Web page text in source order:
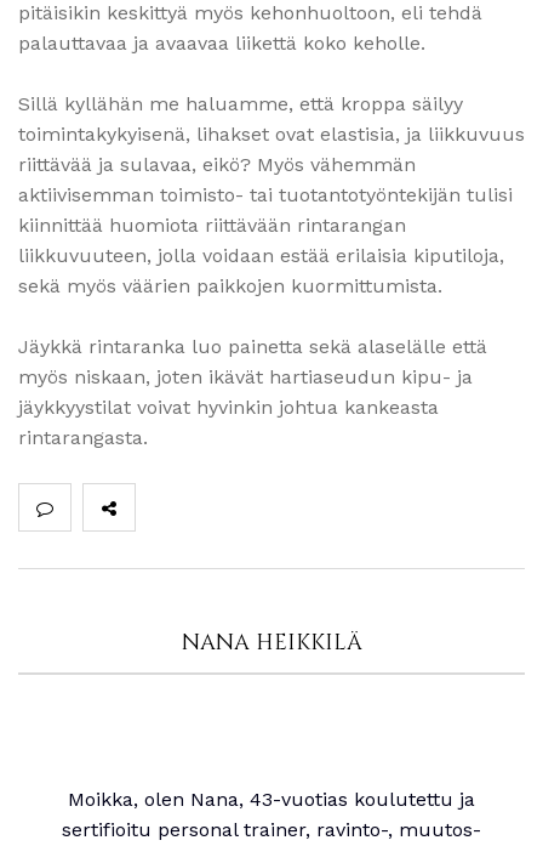
pitäisikin keskittyä myös kehonhuoltoon, eli tehdä
palauttavaa ja avaavaa liikettä koko keholle.
Sillä kyllähän me haluamme, että kroppa säilyy
toimintakykyisenä, lihakset ovat elastisia, ja liikkuvuus
riittävää ja sulavaa, eikö? Myös vähemmän
aktiivisemman toimisto- tai tuotantotyöntekijän tulisi
kiinnittää huomiota riittävään rintarangan
liikkuvuuteen, jolla voidaan estää erilaisia kiputiloja,
sekä myös väärien paikkojen kuormittumista.
Jäykkä rintaranka luo painetta sekä alaselälle että
myös niskaan, joten ikävät hartiaseudun kipu- ja
jäykkyystilat voivat hyvinkin johtua kankeasta
rintarangasta.
NANA HEIKKILÄ
Moikka, olen Nana, 43-vuotias koulutettu ja
sertifioitu personal trainer, ravinto-, muutos-